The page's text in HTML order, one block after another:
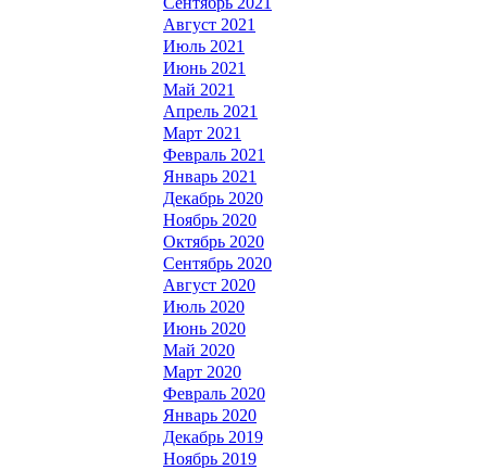
Август 2021
Июль 2021
Июнь 2021
Май 2021
Апрель 2021
Март 2021
Февраль 2021
Январь 2021
Декабрь 2020
Ноябрь 2020
Октябрь 2020
Сентябрь 2020
Август 2020
Июль 2020
Июнь 2020
Май 2020
Март 2020
Февраль 2020
Январь 2020
Декабрь 2019
Ноябрь 2019